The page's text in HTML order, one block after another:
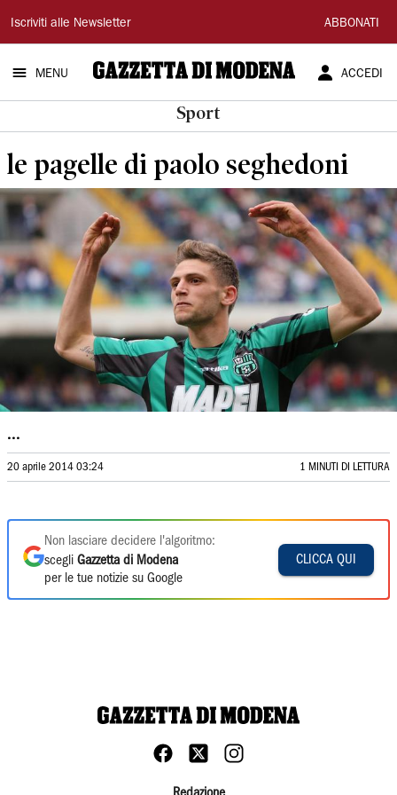
Gazzetta
di
Modena
Iscriviti alle Newsletter ABBONATI
MENU ACCEDI
Sport
le pagelle di paolo seghedoni
...
20 aprile 2014 03:24 1 MINUTI DI LETTURA
Non lasciare decidere l'algoritmo:
scegli Gazzetta di Modena
per le tue notizie su Google
CLICCA QUI